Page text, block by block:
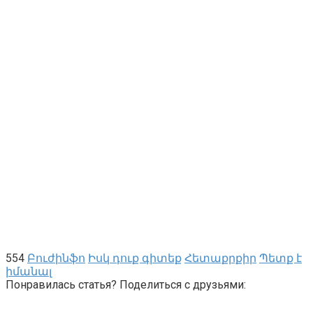
554 Բուժինֆո Իսկ դուք գիտեք Հետաքրքիր Պետք է
իմանալ
Понравилась статья? Поделиться с друзьями: